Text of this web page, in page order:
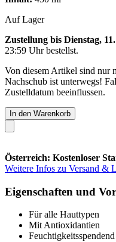
Auf Lager
Zustellung bis Dienstag,
23:59 Uhrbestellst.
Von diesem Artikel sind nur
Nachschub ist unterwegs!
Zustelldatum beeinflussen.
In den Warenkorb
Österreich: Kostenloser
Weitere Infos zu Versand &
Eigenschaften und
Für alle Hauttypen
Mit Antioxidantien
Feuchtigkeitsspendend